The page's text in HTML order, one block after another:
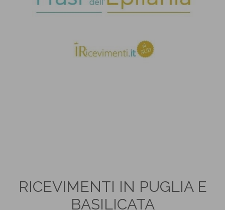
RICEVIMENTI IN PUGLIA E
BASILICATA